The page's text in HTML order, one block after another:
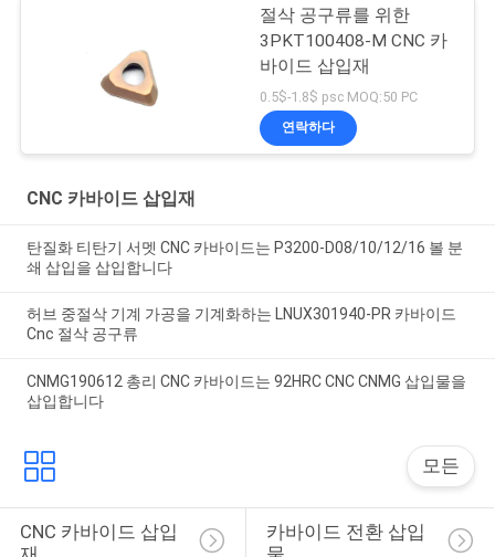
절삭 공구류를 위한
3PKT100408-M CNC 카
바이드 삽입재
0.5$-1.8$ psc MOQ:50 PC
연락하다
CNC 카바이드 삽입재
탄질화 티탄기 서멧 CNC 카바이드는 P3200-D08/10/12/16 볼 분
쇄 삽입을 삽입합니다
허브 중절삭 기계 가공을 기계화하는 LNUX301940-PR 카바이드
Cnc 절삭 공구류
CNMG190612 총리 CNC 카바이드는 92HRC CNC CNMG 삽입물을
삽입합니다
모든
CNC 카바이드 삽입
카바이드 전환 삽입